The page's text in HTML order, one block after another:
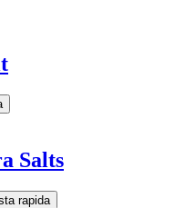
Salts
rapida